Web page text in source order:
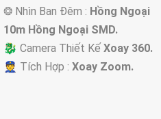
❂ Nhìn Ban Đêm : Hồng Ngoại
10m Hồng Ngoại SMD.
🐉️ Camera Thiết Kế Xoay 360.
️👮 Tích Hợp : Xoay Zoom.